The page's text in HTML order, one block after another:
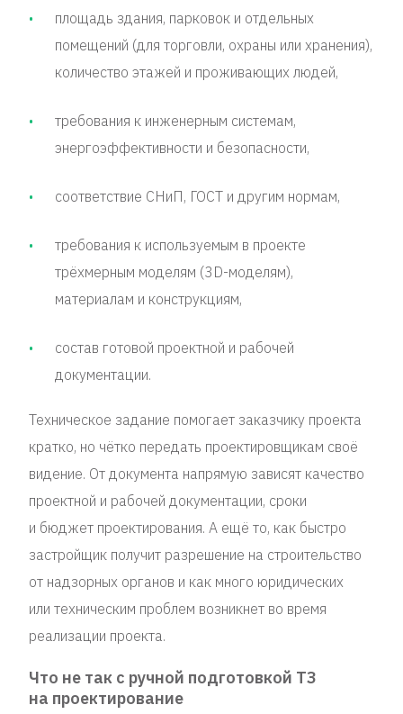
площадь здания, парковок и отдельных
помещений (для торговли, охраны или хранения),
количество этажей и проживающих людей,
требования к инженерным системам,
энергоэффективности и безопасности,
соответствие СНиП, ГОСТ и другим нормам,
требования к используемым в проекте
трёхмерным моделям (3D-моделям),
материалам и конструкциям,
состав готовой проектной и рабочей
документации.
Техническое задание помогает заказчику проекта
кратко, но чётко передать проектировщикам своё
видение. От документа напрямую зависят качество
проектной и рабочей документации, сроки
и бюджет проектирования. А ещё то, как быстро
застройщик получит разрешение на строительство
от надзорных органов и как много юридических
или техническим проблем возникнет во время
реализации проекта.
Что не так с ручной подготовкой ТЗ
на проектирование